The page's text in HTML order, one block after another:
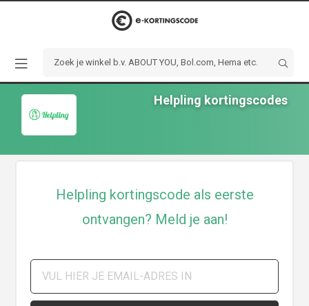
Helpling kortingscodes
Helpling kortingscode als eerste
ontvangen? Meld je aan!